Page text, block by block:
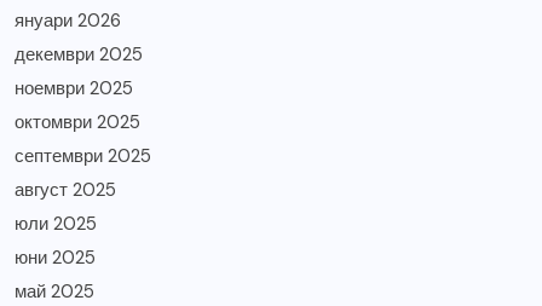
януари 2026
декември 2025
ноември 2025
октомври 2025
септември 2025
август 2025
юли 2025
юни 2025
май 2025